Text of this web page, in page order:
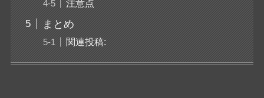
注意点
まとめ
関連投稿: